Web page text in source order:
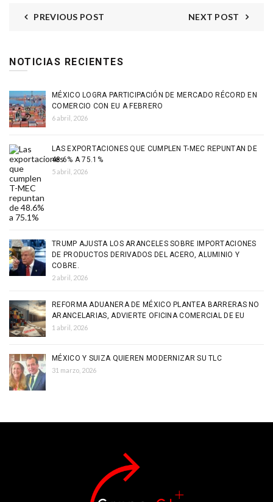
PREVIOUS POST NEXT POST
NOTICIAS RECIENTES
MÉXICO LOGRA PARTICIPACIÓN DE MERCADO RÉCORD EN
COMERCIO CON EU A FEBRERO
6 abril, 2026
LAS EXPORTACIONES QUE CUMPLEN T-MEC REPUNTAN DE
48.6% A 75.1%
5 abril, 2026
TRUMP AJUSTA LOS ARANCELES SOBRE IMPORTACIONES
DE PRODUCTOS DERIVADOS DEL ACERO, ALUMINIO Y
COBRE.
2 abril, 2026
REFORMA ADUANERA DE MÉXICO PLANTEA BARRERAS NO
ARANCELARIAS, ADVIERTE OFICINA COMERCIAL DE EU
1 abril, 2026
MÉXICO Y SUIZA QUIEREN MODERNIZAR SU TLC
31 marzo, 2026